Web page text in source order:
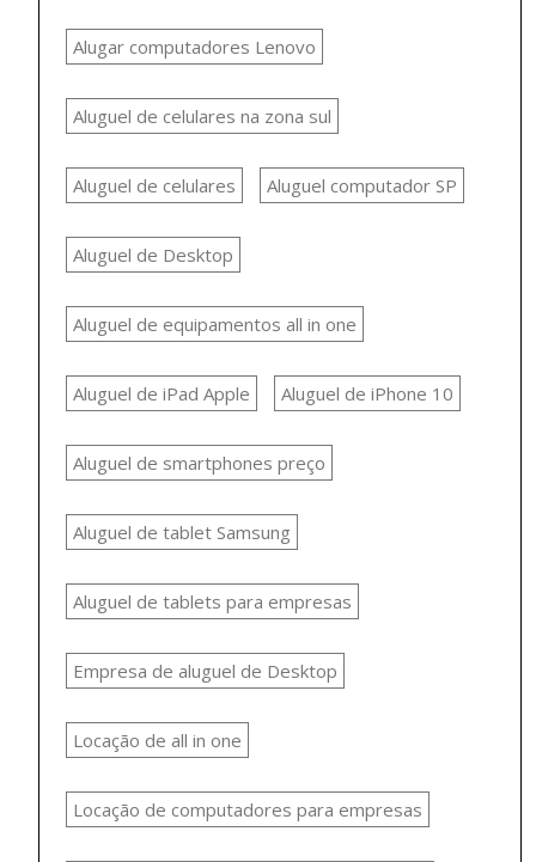
Alugar computadores Lenovo
Aluguel de celulares na zona sul
Aluguel de celulares Aluguel computador SP
Aluguel de Desktop
Aluguel de equipamentos all in one
Aluguel de iPad Apple Aluguel de iPhone 10
Aluguel de smartphones preço
Aluguel de tablet Samsung
Aluguel de tablets para empresas
Empresa de aluguel de Desktop
Locação de all in one
Locação de computadores para empresas